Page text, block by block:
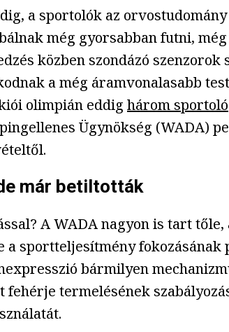
a sportolók az
még gyorsabban futni,
közben szondázó
a még áramvonalasabb
olimpián eddig három sportoló
Ügynökség (WADA)
már betiltották
A WADA nagyon is tart
a sportteljesítmény
bármilyen
fehérje termelésének